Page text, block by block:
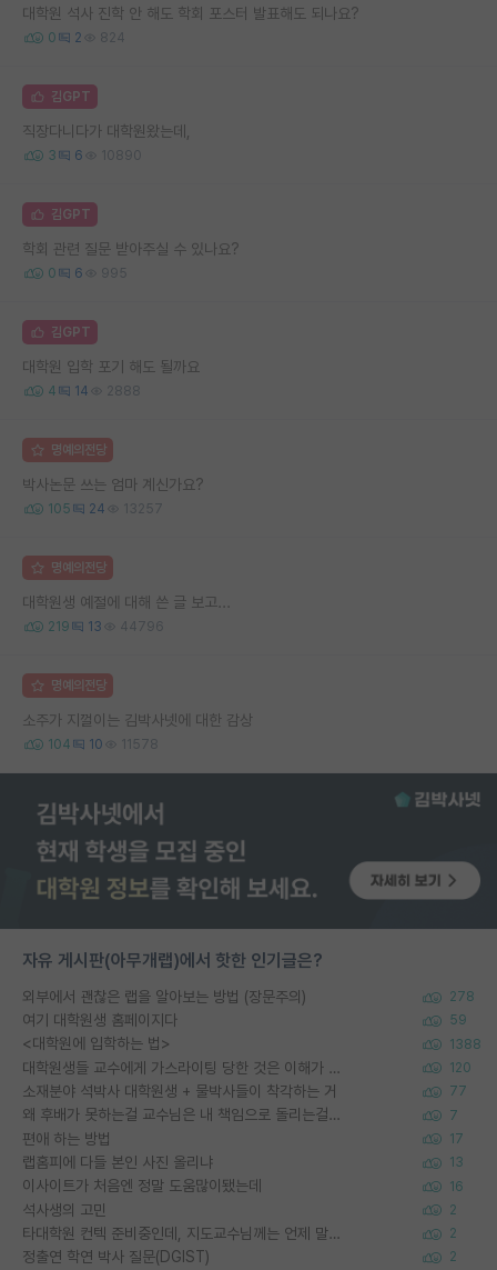
대학원 석사 진학 안 해도 학회 포스터 발표해도 되나요?
0 2 824
김GPT
직장다니다가 대학원왔는데,
3 6 10890
김GPT
학회 관련 질문 받아주실 수 있나요?
0 6 995
김GPT
대학원 입학 포기 해도 될까요
4 14 2888
명예의전당
박사논문 쓰는 엄마 계신가요?
105 24 13257
명예의전당
대학원생 예절에 대해 쓴 글 보고...
219 13 44796
명예의전당
소주가 지껄이는 김박사넷에 대한 감상
104 10 11578
자유 게시판(아무개랩)에서 핫한 인기글은?
외부에서 괜찮은 랩을 알아보는 방법 (장문주의) 278
여기 대학원생 홈페이지다 59
<대학원에 입학하는 법> 1388
대학원생들 교수에게 가스라이팅 당한 것은 이해가 갑니다. 안타깝네요. 120
소재분야 석박사 대학원생 + 물박사들이 착각하는 거 77
왜 후배가 못하는걸 교수님은 내 책임으로 돌리는걸까요? 7
편애 하는 방법 17
랩홈피에 다들 본인 사진 올리냐 13
이사이트가 처음엔 정말 도움많이됐는데 16
석사생의 고민 2
타대학원 컨텍 준비중인데, 지도교수님께는 언제 말씀드려야 할까요? 2
정출연 학연 박사 질문(DGIST) 2